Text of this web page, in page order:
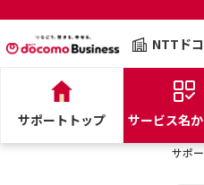
NTTド
サポートトップ サービス名
サポ